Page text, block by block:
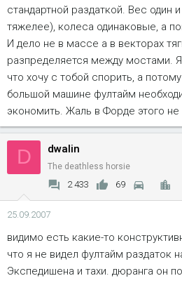
стандартной раздаткой. Вес один
тяжелее), колеса одинаковые, а
И дело не в массе а в векторах
разпределяется между мостами.
что хочу с тобой спорить, а
большой машине фултайм
экономить. Жаль в Форде этого не
D dwalin
The deathless horsie
2 433 69
25.09.2007
видимо есть какие-то
что я не видел фултайм раздаток
Экспедишена и тахи. дюранга он